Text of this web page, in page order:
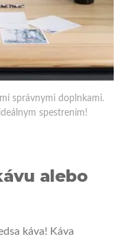
správnymi doplnkami.
spestrením!
alebo
káva! Káva